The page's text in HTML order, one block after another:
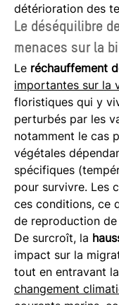
détérioration des
Le déséquilibre
menaces sur la
Le réchauffement
importantes sur la
floristiques qui y
perturbés par les
notamment le cas
végétales
spécifiques
pour survivre. Les
ces conditions, ce
de reproduction
De surcroît, la
impact sur la
tout en entravant
changement